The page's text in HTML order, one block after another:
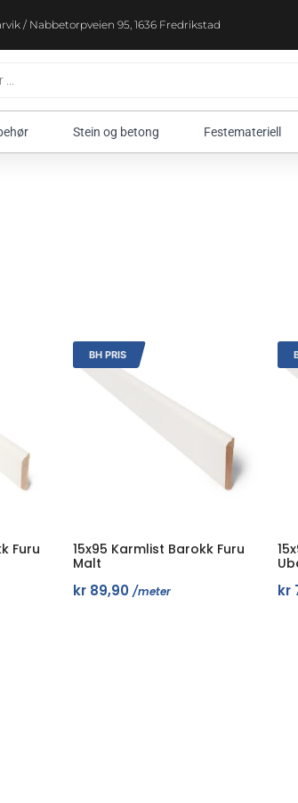
/ Nabbetorpveien 95, 1636 Fredrikstad
Stein og betong Festemateriell
Furu
BH PRIS
15x95 Karmlist Barokk Furu
Malt
kr 89,90 /meter kr